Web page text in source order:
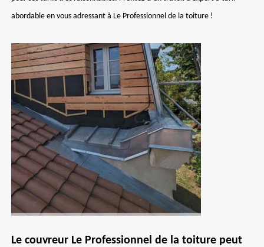
abordable en vous adressant à Le Professionnel de la toiture !
Le couvreur Le Professionnel de la toiture peut